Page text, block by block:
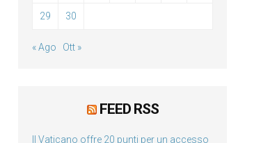
29 30
« Ago Ott »
FEED RSS
Il Vaticano offre 20 punti per un accesso